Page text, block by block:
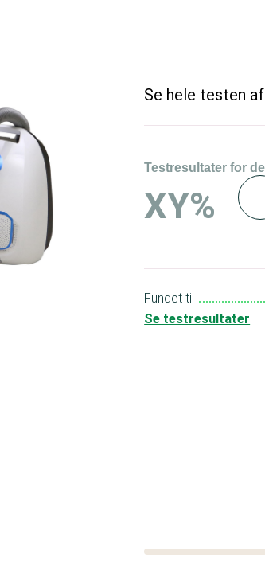
Se hele testen af
Testresultater for
XY%
Fundet til
Se testresultater